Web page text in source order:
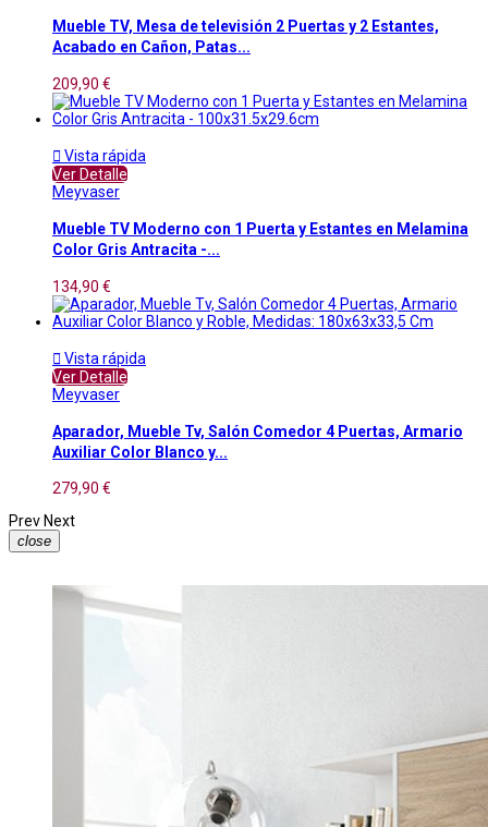
Mueble TV, Mesa de televisión 2 Puertas y 2 Estantes,
Acabado en Cañon, Patas...
209,90 €
 Vista rápida
Ver Detalle
Meyvaser
Mueble TV Moderno con 1 Puerta y Estantes en Melamina
Color Gris Antracita -...
134,90 €
 Vista rápida
Ver Detalle
Meyvaser
Aparador, Mueble Tv, Salón Comedor 4 Puertas, Armario
Auxiliar Color Blanco y...
279,90 €
Prev Next
close